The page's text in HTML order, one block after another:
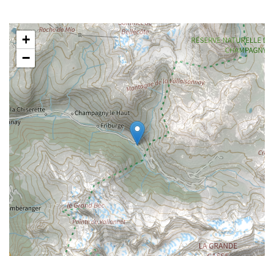
+
−